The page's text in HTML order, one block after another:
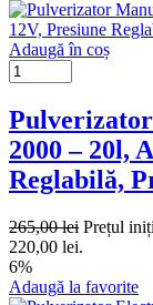
Adaugă în coș
2000 – 20l,
Reglabilă,
265,00lei Prețul
220,00 lei.
6%
Adaugă la favorite